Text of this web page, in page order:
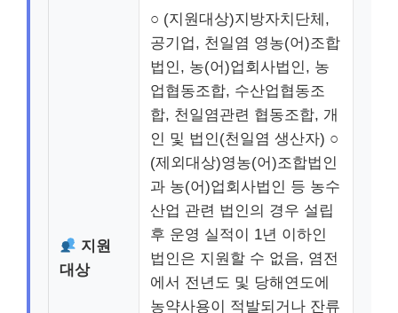
지원
대상
○ (지원대상)지방자치단체,
공기업, 천일염 영농(어)조합
법인, 농(어)업회사법인, 농
업협동조합, 수산업협동조
합, 천일염관련 협동조합, 개
인 및 법인(천일염 생산자) ○
(제외대상)영농(어)조합법인
과 농(어)업회사법인 등 농수
산업 관련 법인의 경우 설립
후 운영 실적이 1년 이하인
법인은 지원할 수 없음, 염전
에서 전년도 및 당해연도에
농약사용이 적발되거나 잔류